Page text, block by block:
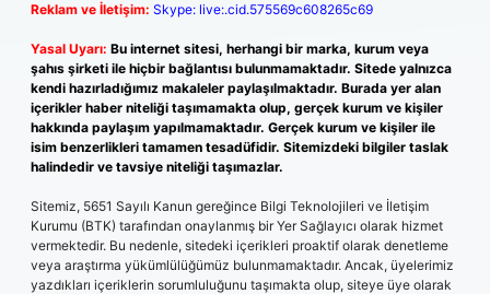
Reklam ve İletişim: Skype: live:.cid.575569c608265c69
Yasal Uyarı: Bu internet sitesi, herhangi bir marka, kurum veya
şahıs şirketi ile hiçbir bağlantısı bulunmamaktadır. Sitede yalnızca
kendi hazırladığımız makaleler paylaşılmaktadır. Burada yer alan
içerikler haber niteliği taşımamakta olup, gerçek kurum ve kişiler
hakkında paylaşım yapılmamaktadır. Gerçek kurum ve kişiler ile
isim benzerlikleri tamamen tesadüfidir. Sitemizdeki bilgiler taslak
halindedir ve tavsiye niteliği taşımazlar.
Sitemiz, 5651 Sayılı Kanun gereğince Bilgi Teknolojileri ve İletişim
Kurumu (BTK) tarafından onaylanmış bir Yer Sağlayıcı olarak hizmet
vermektedir. Bu nedenle, sitedeki içerikleri proaktif olarak denetleme
veya araştırma yükümlülüğümüz bulunmamaktadır. Ancak, üyelerimiz
yazdıkları içeriklerin sorumluluğunu taşımakta olup, siteye üye olarak